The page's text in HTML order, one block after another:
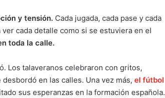
y tensión. Cada jugada, cada pase y cada
cada detalle como si se estuviera en el
toda la calle.
Los talaveranos celebraron con gritos,
en las calles. Una vez más, el fútbol
sus esperanzas en la formación española.